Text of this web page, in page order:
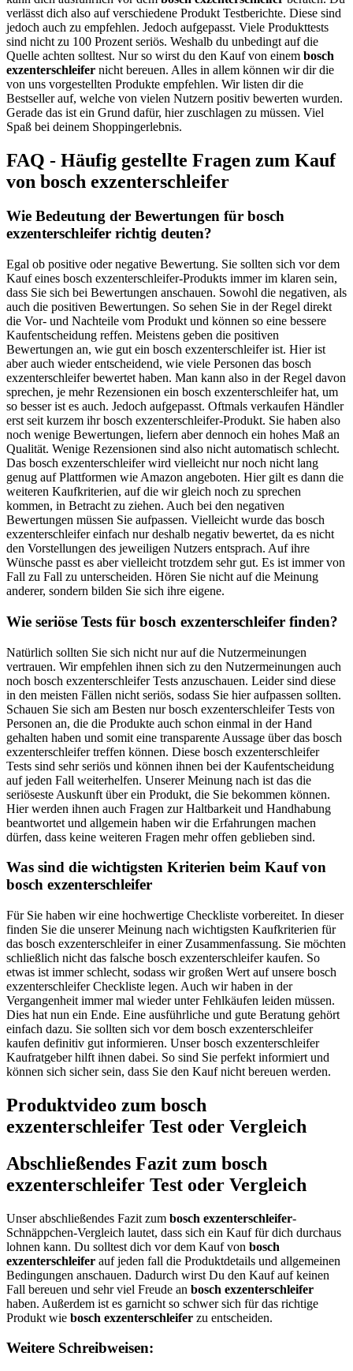
verlässt dich also auf verschiedene Produkt Testberichte. Diese sind
jedoch auch zu empfehlen. Jedoch aufgepasst. Viele Produkttests
sind nicht zu 100 Prozent seriös. Weshalb du unbedingt auf die
Quelle achten solltest. Nur so wirst du den Kauf von einem bosch
exzenterschleifer nicht bereuen. Alles in allem können wir dir die
von uns vorgestellten Produkte empfehlen. Wir listen dir die
Bestseller auf, welche von vielen Nutzern positiv bewerten wurden.
Gerade das ist ein Grund dafür, hier zuschlagen zu müssen. Viel
Spaß bei deinem Shoppingerlebnis.
FAQ - Häufig gestellte Fragen zum Kauf
von bosch exzenterschleifer
Wie Bedeutung der Bewertungen für bosch
exzenterschleifer richtig deuten?
Egal ob positive oder negative Bewertung. Sie sollten sich vor dem
Kauf eines bosch exzenterschleifer-Produkts immer im klaren sein,
dass Sie sich bei Bewertungen anschauen. Sowohl die negativen, als
auch die positiven Bewertungen. So sehen Sie in der Regel direkt
die Vor- und Nachteile vom Produkt und können so eine bessere
Kaufentscheidung reffen. Meistens geben die positiven
Bewertungen an, wie gut ein bosch exzenterschleifer ist. Hier ist
aber auch wieder entscheidend, wie viele Personen das bosch
exzenterschleifer bewertet haben. Man kann also in der Regel davon
sprechen, je mehr Rezensionen ein bosch exzenterschleifer hat, um
so besser ist es auch. Jedoch aufgepasst. Oftmals verkaufen Händler
erst seit kurzem ihr bosch exzenterschleifer-Produkt. Sie haben also
noch wenige Bewertungen, liefern aber dennoch ein hohes Maß an
Qualität. Wenige Rezensionen sind also nicht automatisch schlecht.
Das bosch exzenterschleifer wird vielleicht nur noch nicht lang
genug auf Plattformen wie Amazon angeboten. Hier gilt es dann die
weiteren Kaufkriterien, auf die wir gleich noch zu sprechen
kommen, in Betracht zu ziehen. Auch bei den negativen
Bewertungen müssen Sie aufpassen. Vielleicht wurde das bosch
exzenterschleifer einfach nur deshalb negativ bewertet, da es nicht
den Vorstellungen des jeweiligen Nutzers entsprach. Auf ihre
Wünsche passt es aber vielleicht trotzdem sehr gut. Es ist immer von
Fall zu Fall zu unterscheiden. Hören Sie nicht auf die Meinung
anderer, sondern bilden Sie sich ihre eigene.
Wie seriöse Tests für bosch exzenterschleifer finden?
Natürlich sollten Sie sich nicht nur auf die Nutzermeinungen
vertrauen. Wir empfehlen ihnen sich zu den Nutzermeinungen auch
noch bosch exzenterschleifer Tests anzuschauen. Leider sind diese
in den meisten Fällen nicht seriös, sodass Sie hier aufpassen sollten.
Schauen Sie sich am Besten nur bosch exzenterschleifer Tests von
Personen an, die die Produkte auch schon einmal in der Hand
gehalten haben und somit eine transparente Aussage über das bosch
exzenterschleifer treffen können. Diese bosch exzenterschleifer
Tests sind sehr seriös und können ihnen bei der Kaufentscheidung
auf jeden Fall weiterhelfen. Unserer Meinung nach ist das die
seriöseste Auskunft über ein Produkt, die Sie bekommen können.
Hier werden ihnen auch Fragen zur Haltbarkeit und Handhabung
beantwortet und allgemein haben wir die Erfahrungen machen
dürfen, dass keine weiteren Fragen mehr offen geblieben sind.
Was sind die wichtigsten Kriterien beim Kauf von
bosch exzenterschleifer
Für Sie haben wir eine hochwertige Checkliste vorbereitet. In dieser
finden Sie die unserer Meinung nach wichtigsten Kaufkriterien für
das bosch exzenterschleifer in einer Zusammenfassung. Sie möchten
schließlich nicht das falsche bosch exzenterschleifer kaufen. So
etwas ist immer schlecht, sodass wir großen Wert auf unsere bosch
exzenterschleifer Checkliste legen. Auch wir haben in der
Vergangenheit immer mal wieder unter Fehlkäufen leiden müssen.
Dies hat nun ein Ende. Eine ausführliche und gute Beratung gehört
einfach dazu. Sie sollten sich vor dem bosch exzenterschleifer
kaufen definitiv gut informieren. Unser bosch exzenterschleifer
Kaufratgeber hilft ihnen dabei. So sind Sie perfekt informiert und
können sich sicher sein, dass Sie den Kauf nicht bereuen werden.
Produktvideo zum bosch
exzenterschleifer Test oder Vergleich
Abschließendes Fazit zum bosch
exzenterschleifer Test oder Vergleich
Unser abschließendes Fazit zum bosch exzenterschleifer-
Schnäppchen-Vergleich lautet, dass sich ein Kauf für dich durchaus
lohnen kann. Du solltest dich vor dem Kauf von bosch
exzenterschleifer auf jeden fall die Produktdetails und allgemeinen
Bedingungen anschauen. Dadurch wirst Du den Kauf auf keinen
Fall bereuen und sehr viel Freude an bosch exzenterschleifer
haben. Außerdem ist es garnicht so schwer sich für das richtige
Produkt wie bosch exzenterschleifer zu entscheiden.
Weitere Schreibweisen: